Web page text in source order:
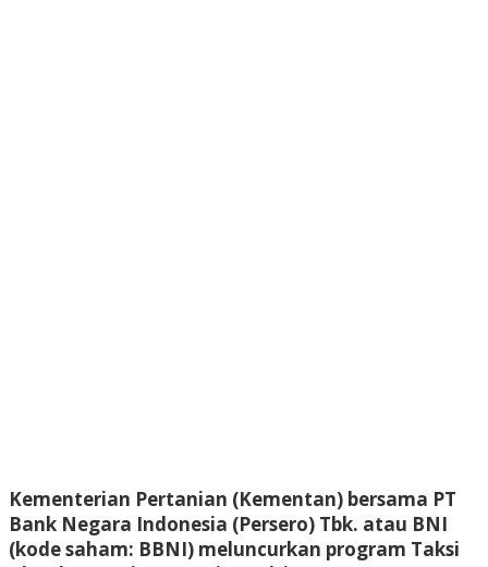
Kementerian Pertanian (Kementan) bersama PT
Bank Negara Indonesia (Persero) Tbk. atau BNI
(kode saham: BBNI) meluncurkan program Taksi